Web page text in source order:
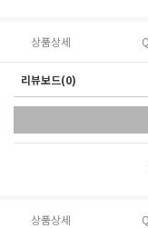
상품상세
리뷰보드(0)
상품상세